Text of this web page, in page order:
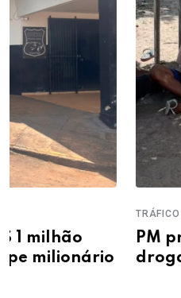
PM prende três
drogas e dinheiro